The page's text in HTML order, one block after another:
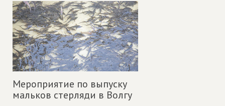
Мероприятие по выпуску
мальков стерляди в Волгу